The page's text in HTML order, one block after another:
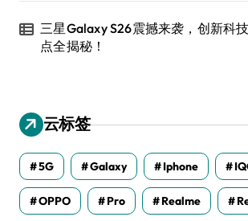
三星Galaxy S26震撼来袭，创新科
点全揭秘！
云标签
5G Galaxy Iphone
OPPO Pro Realme